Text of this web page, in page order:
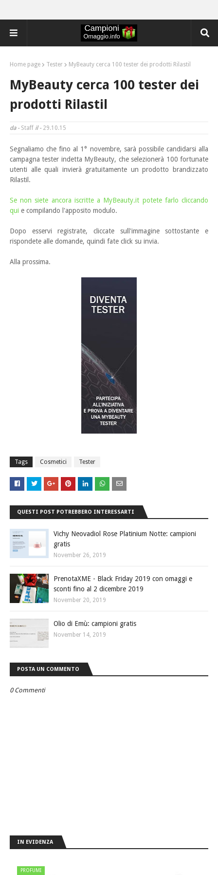
Home page Tester MyBeauty cerca 100 tester dei prodotti Rilastil
MyBeauty cerca 100 tester dei
prodotti Rilastil
da - Staff il - 29.10.15
Segnaliamo che fino al 1° novembre, sarà possibile candidarsi alla
campagna tester indetta MyBeauty, che selezionerà 100 fortunate
utenti alle quali invierà gratuitamente un prodotto brandizzato
Rilastil.
Se non siete ancora iscritte a MyBeauty.it potete farlo cliccando
qui e compilando l'apposito modulo.
Dopo esservi registrate, cliccate sull'immagine sottostante e
rispondete alle domande, quindi fate click su invia.
Alla prossima.
Tags Cosmetici Tester
QUESTI POST POTREBBERO INTERESSARTI
Vichy Neovadiol Rose Platinium Notte: campioni
gratis
November 26, 2019
PrenotaXME - Black Friday 2019 con omaggi e
sconti fino al 2 dicembre 2019
November 20, 2019
Olio di Emù: campioni gratis
November 14, 2019
POSTA UN COMMENTO
0 Commenti
IN EVIDENZA
PROFUMI